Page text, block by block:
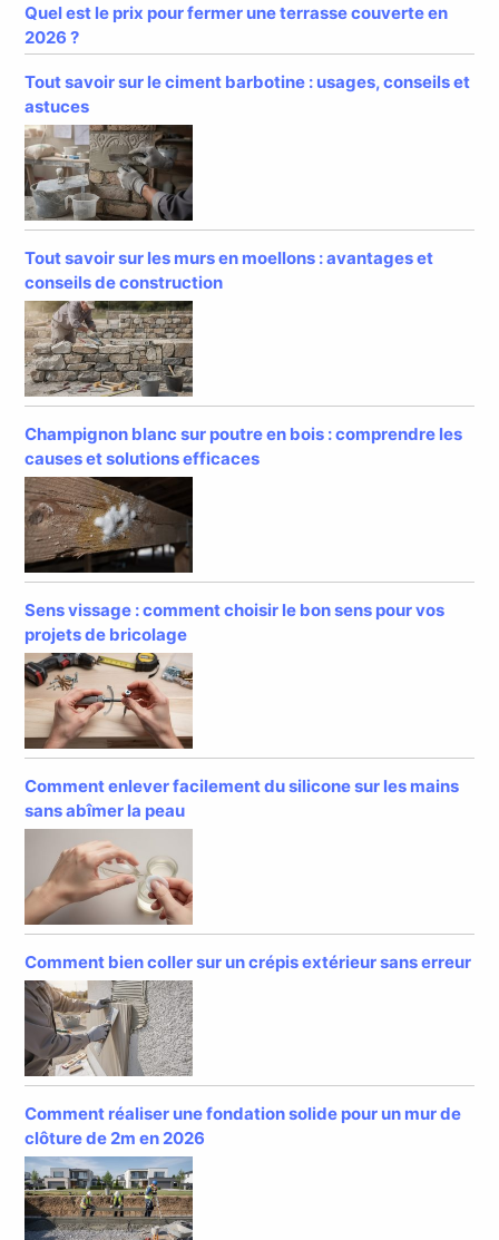
Quel est le prix pour fermer une terrasse couverte en
2026 ?
Tout savoir sur le ciment barbotine : usages, conseils et
astuces
Tout savoir sur les murs en moellons : avantages et
conseils de construction
Champignon blanc sur poutre en bois : comprendre les
causes et solutions efficaces
Sens vissage : comment choisir le bon sens pour vos
projets de bricolage
Comment enlever facilement du silicone sur les mains
sans abîmer la peau
Comment bien coller sur un crépis extérieur sans erreur
Comment réaliser une fondation solide pour un mur de
clôture de 2m en 2026